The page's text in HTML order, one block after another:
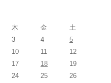
木 金
土
3 4
5
10 11
12
17 18
19
24 25
26